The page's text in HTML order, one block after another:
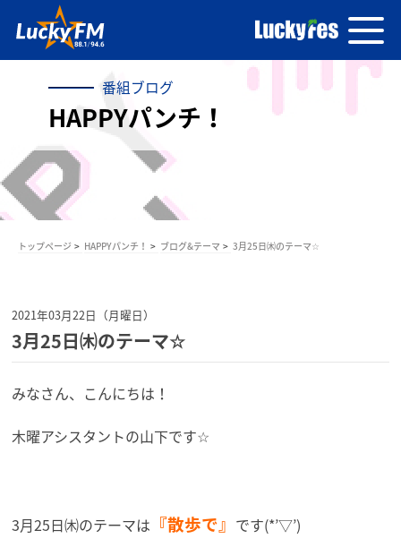
番組ブログ
HAPPYパンチ！
トップページ HAPPYパンチ！ ブログ&テーマ 3月25日㈭のテーマ☆
2021年03月22日（月曜日）
3月25日㈭のテーマ☆
みなさん、こんにちは！
木曜アシスタントの山下です☆
3月25日㈭のテーマは 『散歩で』 です(*’▽’)